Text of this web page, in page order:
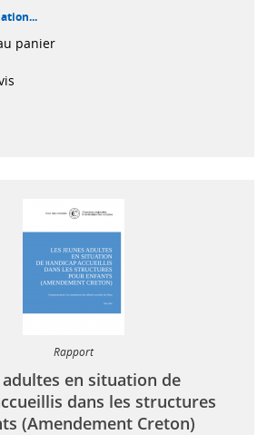
panier
Rapport
adultes en situation de
dans les structures
(Amendement Creton)